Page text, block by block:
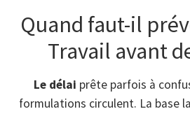
Quand faut-il
Travail avant
Le délai prête parfois à
formulations circulent. La base